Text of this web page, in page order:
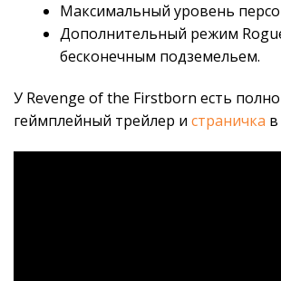
Максимальный уровень
Дополнительный режим
бесконечным подземельем.
У Revenge of the Firstborn есть
геймплейный трейлер и страничка